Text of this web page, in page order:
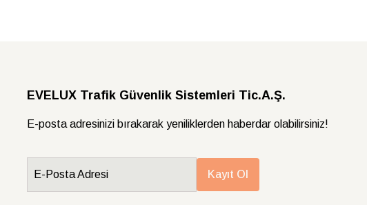
EVELUX Trafik Güvenlik Sistemleri Tic.A.Ş.
E-posta adresinizi bırakarak yeniliklerden haberdar olabilirsiniz!
E-Posta Adresi Kayıt Ol